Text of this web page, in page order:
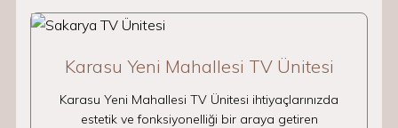
Karasu Yeni Mahallesi TV Ünitesi
Karasu Yeni Mahallesi TV Ünitesi ihtiyaçlarınızda
estetik ve fonksiyonelliği bir araya getiren